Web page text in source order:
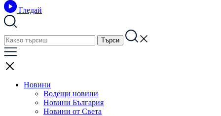
Гледай
Новини
Водещи новини
Новини България
Новини от Света